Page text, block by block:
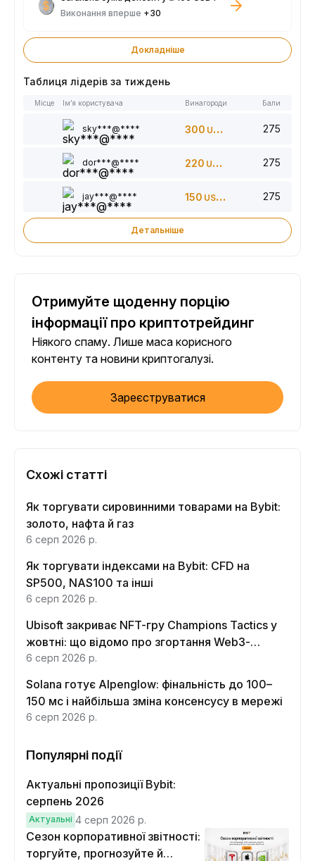
Виконання вперше +30
Докладніше
Таблиця лідерів за тиждень
Місце Ім’я користувача Винагороди Бали
sky***@**** 300 USDT 275
dor***@**** 220 USDT 275
jay***@**** 150 USDT 275
Детальніше
Отримуйте щоденну порцію
інформації про криптотрейдинг
Ніякого спаму. Лише маса корисного
контенту та новини криптогалузі.
Зареєструватися
Схожі статті
Як торгувати сировинними товарами на Bybit:
золото, нафта й газ
6 серп 2026 р.
Як торгувати індексами на Bybit: CFD на
SP500, NAS100 та інші
6 серп 2026 р.
Ubisoft закриває NFT-гру Champions Tactics у
жовтні: що відомо про згортання Web3-
функцій
6 серп 2026 р.
Solana готує Alpenglow: фінальність до 100–
150 мс і найбільша зміна консенсусу в мережі
6 серп 2026 р.
Популярні події
Актуальні пропозиції Bybit:
серпень 2026
Актуальні 4 серп 2026 р.
Сезон корпоративної звітності:
торгуйте, прогнозуйте й